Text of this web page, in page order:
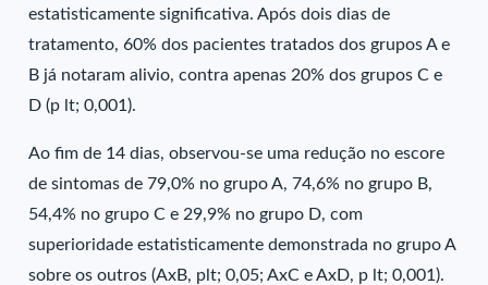
estatisticamente significativa. Após dois dias de
tratamento, 60% dos pacientes tratados dos grupos A e
B já notaram alivio, contra apenas 20% dos grupos C e
D (p lt; 0,001).
Ao fim de 14 dias, observou-se uma redução no escore
de sintomas de 79,0% no grupo A, 74,6% no grupo B,
54,4% no grupo C e 29,9% no grupo D, com
superioridade estatisticamente demonstrada no grupo A
sobre os outros (AxB, plt; 0,05; AxC e AxD, p lt; 0,001).